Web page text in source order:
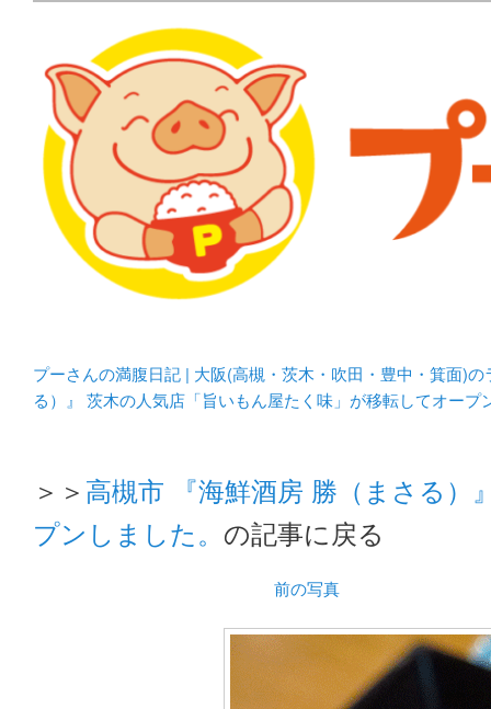
プーさんの満腹日記 |
豊中・箕面)のランチ＆
化してます。
プーさんの満腹日記 | 大阪(高槻・茨木・吹田・豊中・箕面)
る）』 茨木の人気店「旨いもん屋たく味」が移転してオープ
＞＞ 高槻市 『海鮮酒房 勝（まさる
プンしました。 の記事に戻る
前の写真